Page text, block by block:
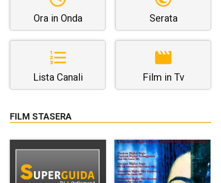
Ora in Onda Serata
Lista Canali Film in Tv
FILM STASERA